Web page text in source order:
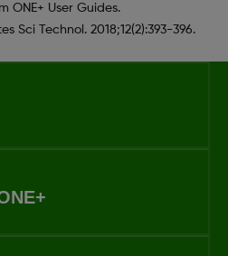
ONE+ User Guides.
Sci Technol. 2018;12(2):393-396.